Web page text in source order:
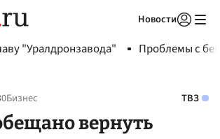
Новости
"Уралдронзавода" Проблемы с
Бизнес ТВЗ
вернуть